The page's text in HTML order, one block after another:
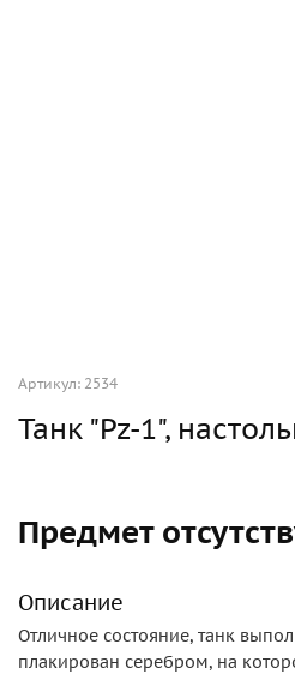
Артикул: 2534
Танк "Pz-1",
Предмет
Описание
Отличное состояние, танк
плакирован серебром, на